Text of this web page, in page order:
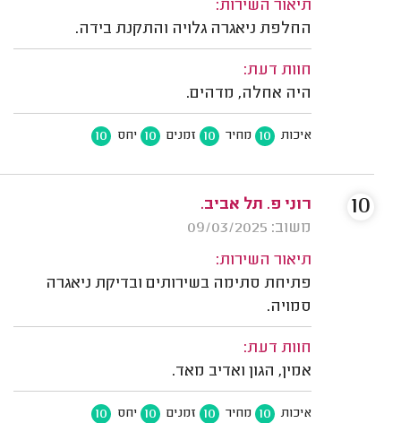
תיאור השירות:
החלפת ניאגרה גלויה והתקנת בידה.
חוות דעת:
היה אחלה, מדהים.
איכות 10 מחיר 10 זמנים 10 יחס 10
רוני פ. תל אביב.
משוב: 09/03/2025
תיאור השירות:
פתיחת סתימה בשירותים ובדיקת ניאגרה
סמויה.
חוות דעת:
אמין, הגון ואדיב מאד.
איכות 10 מחיר 10 זמנים 10 יחס 10
10